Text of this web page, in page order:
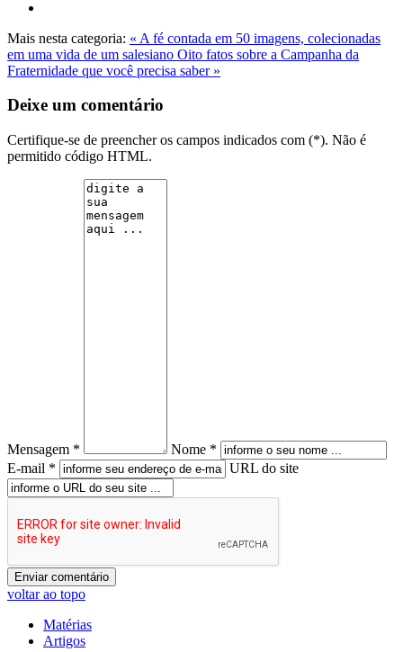
Mais nesta categoria: « A fé contada em 50 imagens, colecionadas
em uma vida de um salesiano Oito fatos sobre a Campanha da
Fraternidade que você precisa saber »
Deixe um comentário
Certifique-se de preencher os campos indicados com (*). Não é
permitido código HTML.
Mensagem *
Nome *
E-mail *
URL do site
voltar ao topo
Matérias
Artigos